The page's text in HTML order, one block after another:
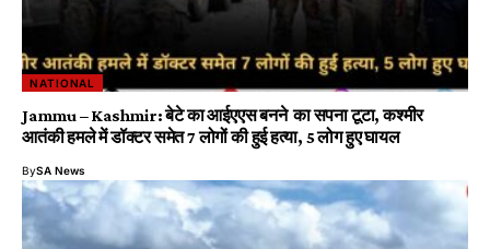
NATIONAL
Jammu – Kashmir: बेटे का आईएएस बनने का सपना टूटा, कश्मीर
आतंकी हमले में डॉक्टर समेत 7 लोगों की हुई हत्या, 5 लोग हुए घायल
BySA News